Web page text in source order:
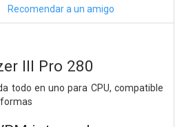
Recomendar a un amigo
III Pro 280
todo en uno para CPU, compatible